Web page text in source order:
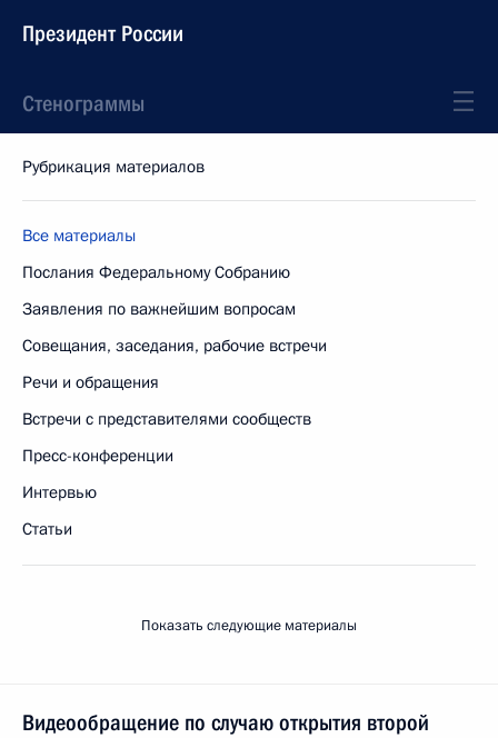
Президент России
Стенограммы
Рубрикация материалов
Все материалы
Послания Федеральному Собранию
Заявления по важнейшим вопросам
Совещания, заседания, рабочие встречи
Речи и обращения
Встречи с представителями сообществ
Пресс-конференции
Интервью
Статьи
Показать следующие материалы
Видеообращение по случаю открытия второй